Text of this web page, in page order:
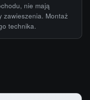
nie mają
zawieszenia. Montaż
technika.